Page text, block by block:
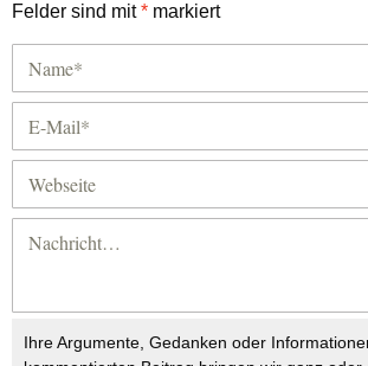
Felder sind mit* markiert
Ihre Argumente, Gedanken oder